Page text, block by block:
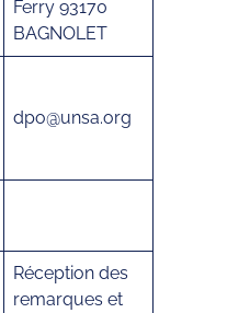
Ferry 93170
BAGNOLET
dpo@unsa.org
Réception des
remarques et